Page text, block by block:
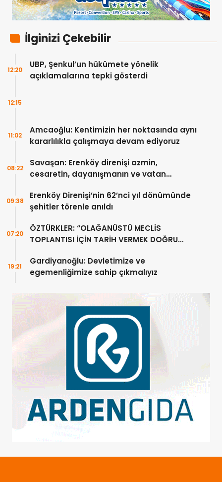
İlginizi Çekebilir
UBP, Şenkul’un hükümete yönelik
açıklamalarına tepki gösterdi
12:20
12:15
Amcaoğlu: Kentimizin her noktasında aynı
kararlılıkla çalışmaya devam ediyoruz
11:02
Savaşan: Erenköy direnişi azmin,
cesaretin, dayanışmanın ve vatan
08:22
Erenköy Direnişi’nin 62’nci yıl dönümünde
şehitler törenle anıldı
09:38
ÖZTÜRKLER: “OLAĞANÜSTÜ MECLİS
TOPLANTISI İÇİN TARİH VERMEK DOĞRU
07:20
Gardiyanoğlu: Devletimize ve
egemenliğimize sahip çıkmalıyız
19:21